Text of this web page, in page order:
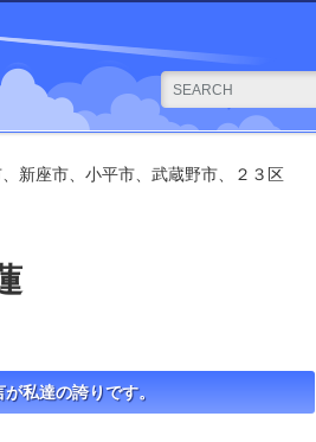
新座市、小平市、武蔵野市、２３区
私達の誇りです。